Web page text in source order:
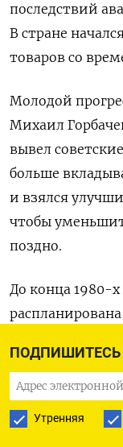
Утренняя
последствий
В стране
товаров со
Молодой
Михаил
вывел
больше
и взялся
чтобы
поздно.
До конца 1980-
ребенок —
ребенок —
годам —